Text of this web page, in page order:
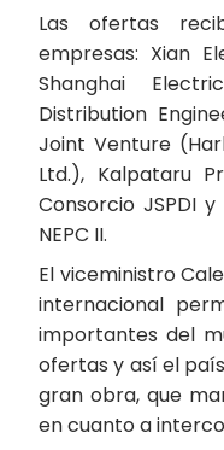
Las ofertas
empresas: Xian
Shanghai
Distribution
Joint Venture
Ltd.), Kalpataru
Consorcio JSPDI y
NEPC II.
El viceministro
internacional
importantes del
ofertas y así el
gran obra, que
en cuanto a